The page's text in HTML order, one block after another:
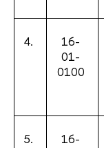
4.
16-
01-
0100
5.
16-